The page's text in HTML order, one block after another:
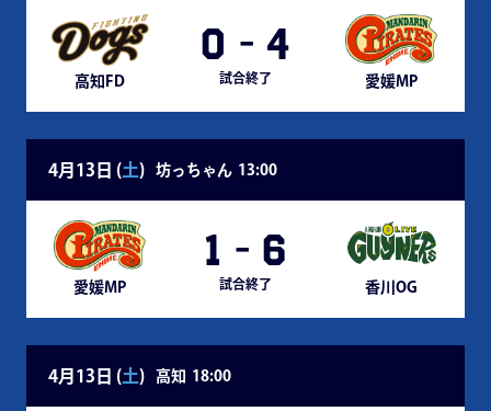
高知FD
0 - 4
試合終了 愛媛MP
4月13日 (土) 坊っちゃん 13:00
愛媛MP
1 - 6
試合終了 香川OG
4月13日 (土) 高知 18:00